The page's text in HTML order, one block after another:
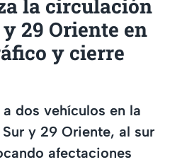
la circulación
29 Oriente en
y cierre
dos vehículos en la
y 29 Oriente, al sur
afectaciones